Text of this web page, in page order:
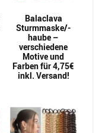
Balaclava
Sturmmaske/-
haube –
verschiedene
Motive und
Farben für 4,75€
inkl. Versand!